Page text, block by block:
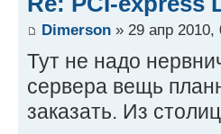
Dimerson » 29 апр 2010,
Тут не надо
сервера вещь
заказать. Из